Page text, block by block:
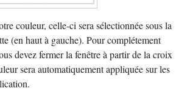
couleur, celle-ci sera sélectionnée sous la
(en haut à gauche). Pour complétement
devez fermer la fenêtre à partir de la croix
sera automatiquement appliquée sur les